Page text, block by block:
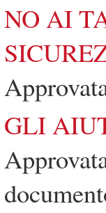
NO AI
GLI